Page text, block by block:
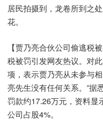
居民拍摄到，龙卷所到之
花。
【贾乃亮合伙公司偷逃税
税被罚引发网友热议。对
项，表示贾乃亮从未参与
亮先生没有任何关系。”据
罚款约17.26万元，资料显
公司占股4%。